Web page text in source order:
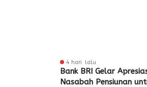
4 hari lalu
Bank BRI Gelar
Nasabah Pensiunan